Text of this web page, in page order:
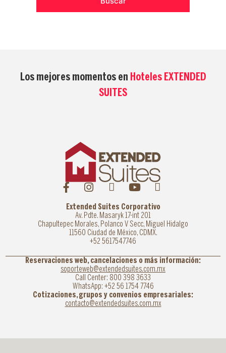
Los mejores momentos en Hoteles EXTENDED
SUITES
Extended Suites Corporativo
Av. Pdte. Masaryk 17-int 201
Chapultepec Morales, Polanco V Secc, Miguel Hidalgo
11560 Ciudad de México, CDMX.
+52 5617547746
Reservaciones web, cancelaciones o más información:
soporteweb@extendedsuites.com.mx
Call Center: 800 398 3633
WhatsApp: +52 56 1754 7746
Cotizaciones, grupos y convenios empresariales:
contacto@extendedsuites.com.mx